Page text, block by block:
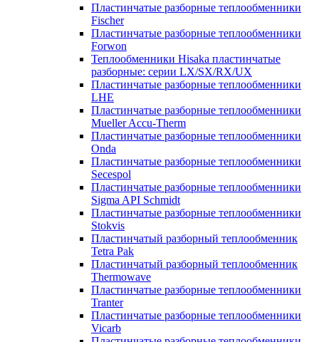
Пластинчатые разборные теплообменники
Fischer
Пластинчатые разборные теплообменники
Forwon
Теплообменники Hisaka пластинчатые
разборные: серии LX/SX/RX/UX
Пластинчатые разборные теплообменники
LHE
Пластинчатые разборные теплообменники
Mueller Accu-Therm
Пластинчатые разборные теплообменники
Onda
Пластинчатые разборные теплообменники
Secespol
Пластинчатые разборные теплообменники
Sigma API Schmidt
Пластинчатые разборные теплообменники
Stokvis
Пластинчатый разборный теплообменник
Tetra Pak
Пластинчатый разборный теплообменник
Thermowave
Пластинчатые разборные теплообменники
Tranter
Пластинчатые разборные теплообменники
Vicarb